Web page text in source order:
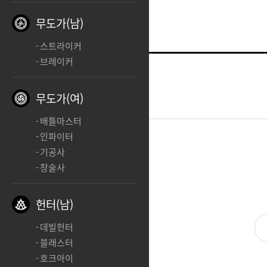
2025.04.14 03:04
무도가(남)
스트라이커
브레이커
무도가(여)
배틀마스터
인파이터
기공사
창술사
헌터(남)
데빌헌터
블래스터
호크아이